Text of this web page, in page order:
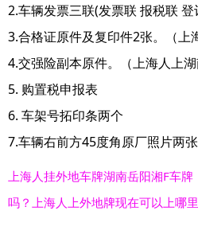
2.车辆发票三联(发票联 报税联 登
3.合格证原件及复印件2张。（上
4.交强险副本原件。（上海人上湖
5. 购置税申报表
6. 车架号拓印条两个
7.车辆右前方45度角原厂照片两张
上海人挂外地车牌湖南岳阳湘F车
吗？上海人上外地牌现在可以上哪